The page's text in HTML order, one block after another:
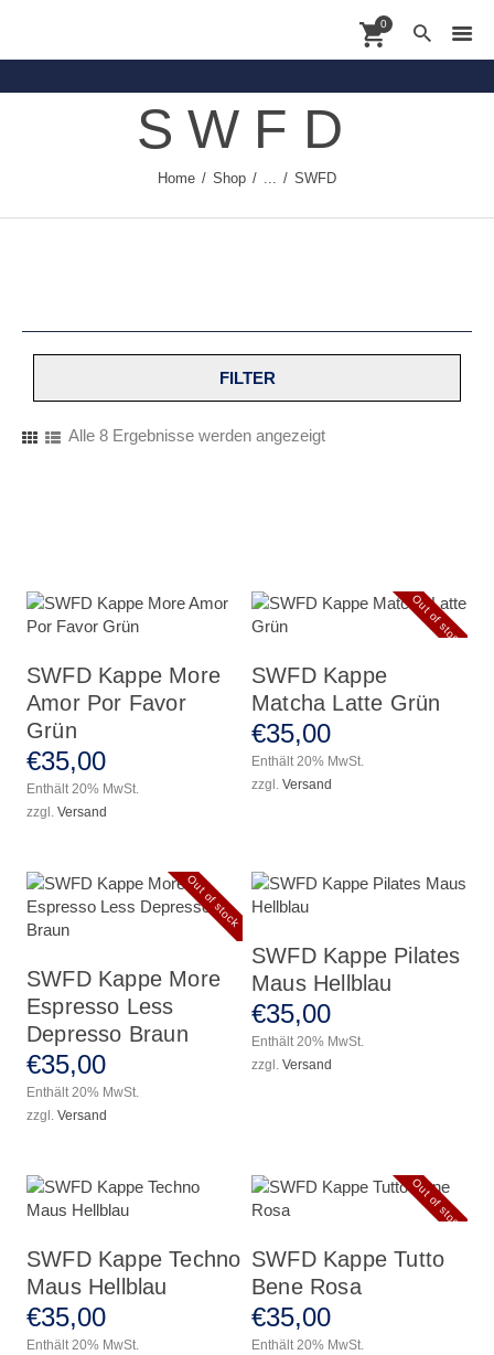
0
SWFD
Home Shop SWFD
Contact
News
Alle 8 Ergebnisse werden angezeigt
SWFD Kappe More
Amor Por Favor
Grün
€35,00
Enthält 20% MwSt.
zzgl.Versand
Out of stock
SWFD Kappe
Matcha Latte Grün
€35,00
Enthält 20% MwSt.
zzgl.Versand
Out of stock
SWFD Kappe More
Espresso Less
Depresso Braun
€35,00
Enthält 20% MwSt.
zzgl.Versand
SWFD Kappe Pilates
Maus Hellblau
€35,00
Enthält 20% MwSt.
zzgl.Versand
SWFD Kappe Techno
Maus Hellblau
€35,00
Enthält 20% MwSt.
Out of stock
SWFD Kappe Tutto
Bene Rosa
€35,00
Enthält 20% MwSt.
FILTER